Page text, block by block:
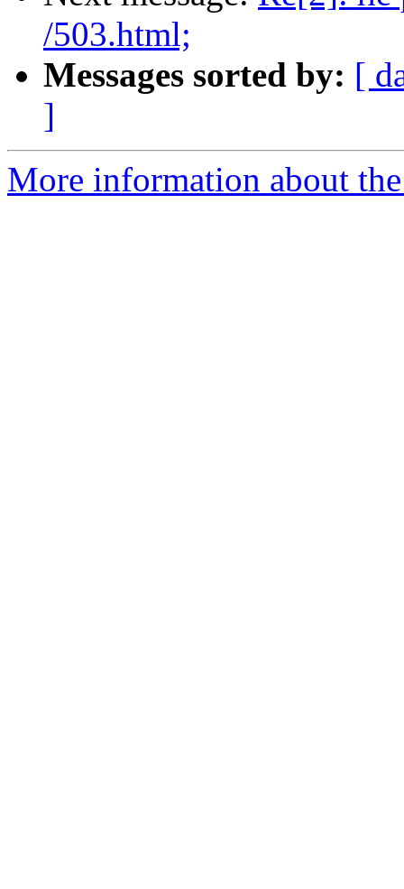
/503.html;
Messages sorted by: [
]
More information about